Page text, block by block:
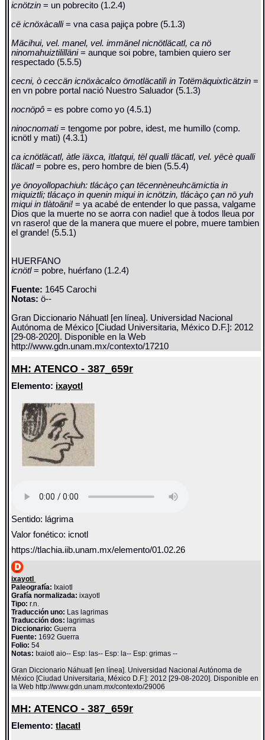
icnötzin= un pobrecito (1.2.4)
cë icnöxàcalli= vna casa pajiça pobre (5.1.3)
Mäcihui, vel. manel, vel. immänel nicnötläcatl, ca nö
ninomahuiztililläni= aunque soi pobre, tambien quiero ser
respectado (5.5.5)
cecni, ò ceccän icnöxàcalco ömotläcatilì in Totëmäquixtìcätzin=
en vn pobre portal nació Nuestro Saluador (5.1.3)
nocnöpô= es pobre como yo (4.5.1)
ninocnomati= tengome por pobre, idest, me humillo (comp.
icnötl y mati) (4.3.1)
ca icnötläcatl, àtle ïäxca, ïtlatqui, tël qualli tläcatl, vel. yëcè qualli
tläcatl= pobre es, pero hombre de bien (5.5.4)
ye önoyollopachiuh: tlácàço çan tëcennèneuhcämictia in
miquiztli; tlácaço in quenin miqui in icnötzin, tlácàço çan nö yuh
miqui in tlàtoäni!= ya acabé de entender lo que passa, valgame
Dios que la muerte no se aorra con nadie! que à todos lleua por
vn rasero! que de la manera que muere el pobre, muere tambien
el grande! (5.5.1)
HUERFANO
icnötl= pobre, huérfano (1.2.4)
Fuente: 1645 Carochi
Notas: ö--
Gran Diccionario Náhuatl [en línea]. Universidad Nacional
Autónoma de México [Ciudad Universitaria, México D.F.]: 2012
[29-08-2020]. Disponible en la Web
http://www.gdn.unam.mx/contexto/17210
MH: ATENCO - 387_659r
Elemento: ixayotl
Sentido: lágrima
Valor fonético: icnotl
https://tlachia.iib.unam.mx/elemento/01.02.26
ixayotl
Paleografía: Ixaiotl
Grafía normalizada: ixayotl
Tipo: r.n.
Traducción uno: Las lagrimas
Traducción dos: lagrimas
Diccionario:Guerra
Fuente: 1692 Guerra
Folio: 54
Notas: Ixaiotl aio-- Esp: las-- Esp: la-- Esp: grimas --
Gran Diccionario Náhuatl [en línea]. Universidad Nacional Autónoma de
México [Ciudad Universitaria, México D.F.]: 2012 [29-08-2020]. Disponible en
la Web http://www.gdn.unam.mx/contexto/29006
MH: ATENCO - 387_659r
Elemento:tlacatl